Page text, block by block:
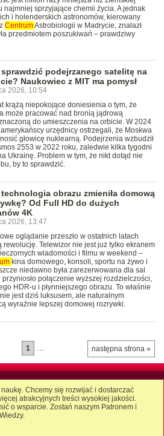
najmniej sprzyjające chemii życia. A jednak
i holenderskich astronomów, kierowany
CentrumAstrobiologii w Madrycie, znalazł
przedmiotem poszukiwań – prawdziwy
podejrzanego satelitę na
Naukowiec z MIT ma pomysł
2026, 10:54
krążą niepokojące doniesienia o tym, że
może pracować nad bronią jądrową
do umieszczenia na orbicie. W 2024
urzędnicy ostrzegali, że Moskwa
głowicę nuklearną. Podejrzenia wzbudził
2553 w 2022 roku, zaledwie kilka tygodni
Ukrainę. Problem w tym, że nikt dotąd nie
by to sprawdzić.
obrazu zmieniła domową
Od Full HD do dużych
4K
2026, 13:47
oglądanie przeszło w ostatnich latach
rewolucję. Telewizor nie jest już tylko ekranem
wiadomości i filmu w weekend –
kina domowego, konsoli, sportu na żywo i
niedawno była zarezerwowana dla sal
połączenie wyższej rozdzielczości,
HDR-u i płynniejszego obrazu. To właśnie
jest dziś luksusem, ale naturalnym
wyraźnie lepszej domowej rozrywki.
następna strona »
1 …
Chcemy się rozwijać i dostarczać
atrakcyjnych treści wysokiej jakości.
o wsparcie. Zostań naszym Patronem i